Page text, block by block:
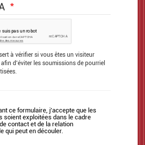
à vérifier si vous êtes un visiteur
d'éviter les soumissions de pourriel
ce formulaire, j'accepte que les
soient exploitées dans le cadre
contact et de la relation
qui peut en découler.